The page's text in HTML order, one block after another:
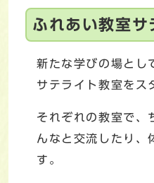
ふれあい教室サ
新たな学びの場とし
サテライト教室をス
それぞれの教室で、
んなと交流したり、
す。